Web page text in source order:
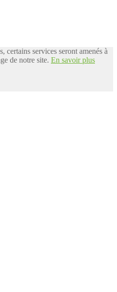
certains services seront amenés à
de notre site. En savoir plus